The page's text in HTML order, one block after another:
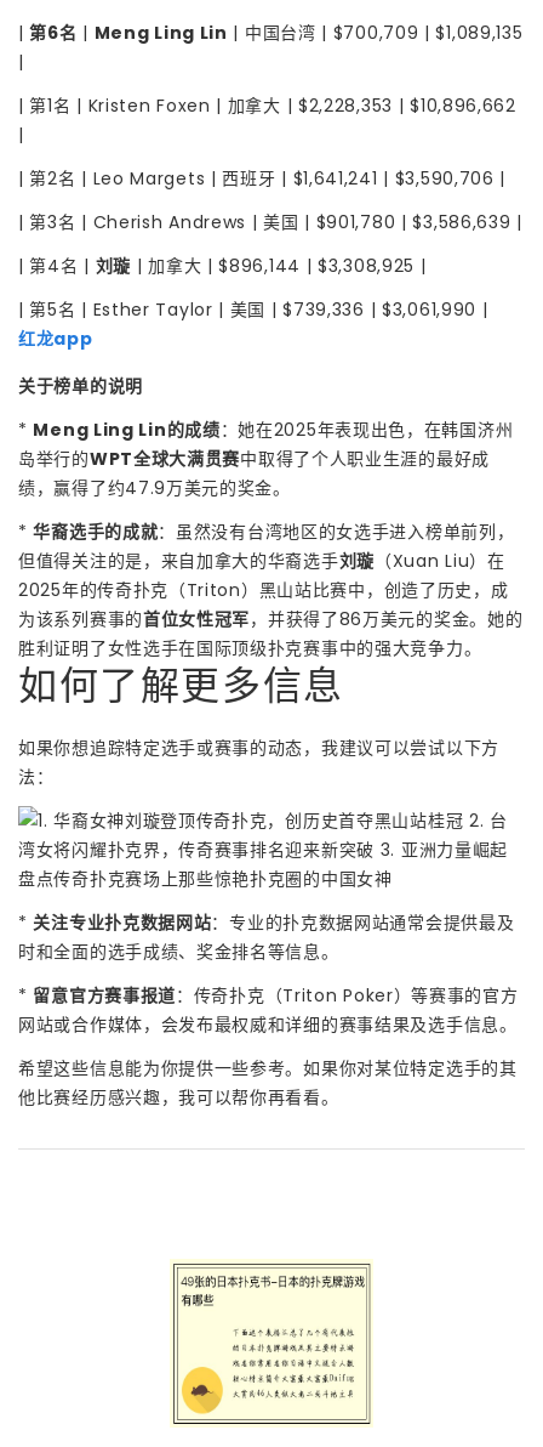
|第6名 | Meng Ling Lin | 中国台湾 | $700,709 | $1,089,135
|
| 第1名 | Kristen Foxen | 加拿大 | $2,228,353 | $10,896,662
|
| 第2名 | Leo Margets | 西班牙 | $1,641,241 | $3,590,706 |
| 第3名 | Cherish Andrews | 美国 | $901,780 | $3,586,639 |
| 第4名 | 刘璇 | 加拿大 | $896,144 | $3,308,925 |
| 第5名 | Esther Taylor | 美国 | $739,336 | $3,061,990 |
红龙app
关于榜单的说明
* Meng Ling Lin的成绩：她在2025年表现出色，在韩国济州
岛举行的WPT全球大满贯赛中取得了个人职业生涯的最好成
绩，赢得了约47.9万美元的奖金。
*华裔选手的成就：虽然没有台湾地区的女选手进入榜单前列，
但值得关注的是，来自加拿大的华裔选手刘璇 （Xuan Liu）在
2025年的传奇扑克（Triton）黑山站比赛中，创造了历史，成
为该系列赛事的首位女性冠军，并获得了86万美元的奖金。她的
胜利证明了女性选手在国际顶级扑克赛事中的强大竞争力。
如何了解更多信息
如果你想追踪特定选手或赛事的动态，我建议可以尝试以下方
法：
*关注专业扑克数据网站：专业的扑克数据网站通常会提供最及
时和全面的选手成绩、奖金排名等信息。
* 留意官方赛事报道：传奇扑克（Triton Poker）等赛事的官方
网站或合作媒体，会发布最权威和详细的赛事结果及选手信息。
希望这些信息能为你提供一些参考。如果你对某位特定选手的其
他比赛经历感兴趣，我可以帮你再看看。